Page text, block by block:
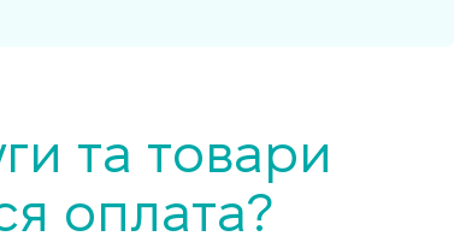
та товари
оплата?